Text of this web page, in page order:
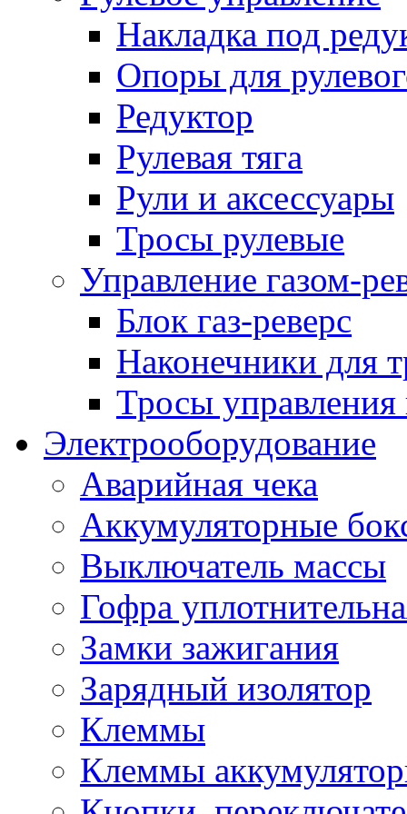
Накладка под
Опоры для
Редуктор
Рулевая тяга
Рули и аксессуары
Тросы рулевые
Управление газом-
Блок газ-реверс
Наконечники для
Тросы управления
Электрооборудование
Аварийная чека
Аккумуляторные
Выключатель массы
Гофра
Замки зажигания
Зарядный изолятор
Клеммы
Клеммы